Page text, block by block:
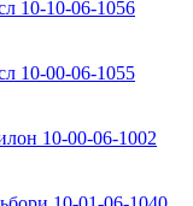
10-10-06-1056
10-00-06-1055
10-00-06-1002